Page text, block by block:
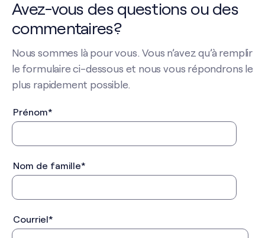
Avez-vous des questions ou des
commentaires?
Nous sommes là pour vous. Vous n’avez qu’à remplir
le formulaire ci-dessous et nous vous répondrons le
plus rapidement possible.
Prénom*
Nom de famille*
Courriel*